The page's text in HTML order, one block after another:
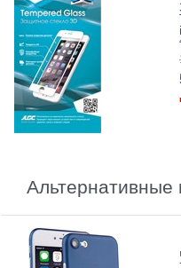
Альтернативные